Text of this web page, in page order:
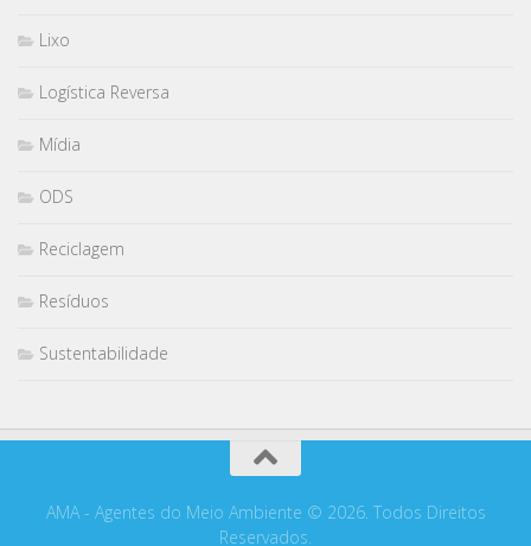
Lixo
Logística Reversa
Mídia
ODS
Reciclagem
Resíduos
Sustentabilidade
AMA - Agentes do Meio Ambiente © 2026. Todos Direitos
Reservados.